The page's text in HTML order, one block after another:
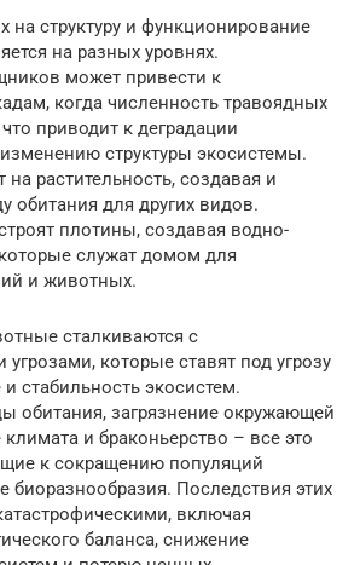
на структуру и функционирование
на разных уровнях.
может привести к
когда численность травоядных
приводит к деградации
структуры экосистемы.
растительность, создавая и
обитания для других видов.
плотины, создавая водно-
служат домом для
и животных.
сталкиваются с
которые ставят под угрозу
стабильность экосистем.
обитания, загрязнение окружающей
и браконьерство – все это
к сокращению популяций
биоразнообразия. Последствия этих
включая
баланса, снижение